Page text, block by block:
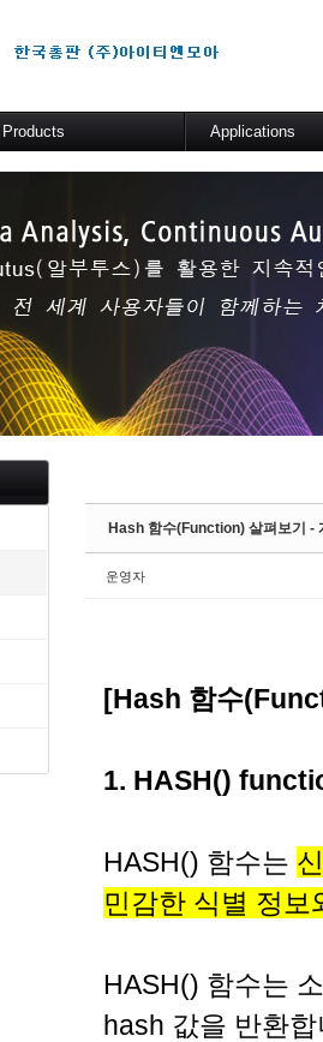
Products
SmartLink for SAP
Results Manager
WebConnect
SmartApps
Arbutus Data Story
Applications
Hash 함수(Function) 살펴보기 -
운영자
[Hash 함수
1. HASH()
HASH() 함수는
민감한 식별 정보
HASH() 함수는
hash 값을 반환
케치북5
스케치북5